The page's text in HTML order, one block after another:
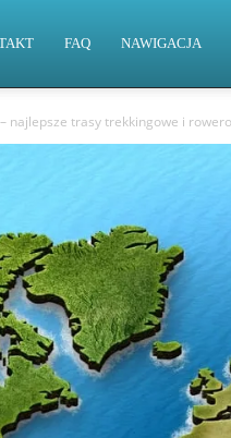
FAQ NAWIGACJA
najlepsze trasy trekkingowe i